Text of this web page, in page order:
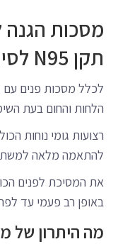
מסכות הגנה
תקן N95 לסינון מקסימלי
לכלל מסכות פנים
הלחות והחום בעת
רצועות גומי נוחות
להתאמה מלאה
את המסיכת לפנים
באופן רב פעמי עד לפרק
מה היתרון של